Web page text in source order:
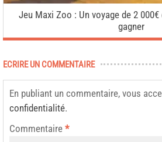
Jeu Maxi Zoo : Un voyage de 2
gagner
ECRIRE UN COMMENTAIRE
En publiant un commentaire, vous
confidentialité.
Commentaire *